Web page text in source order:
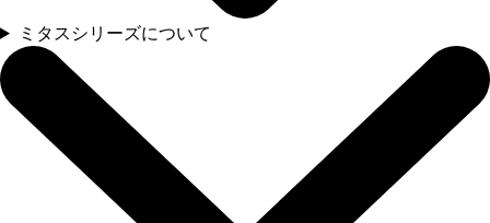
ミタスシリーズについて